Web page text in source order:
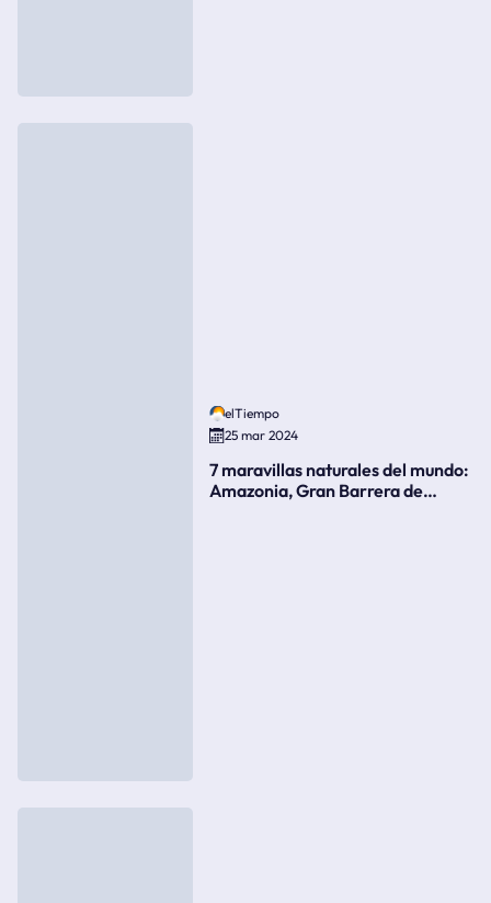
elTiempo
25 mar 2024
7 maravillas naturales del mundo:
Amazonia, Gran Barrera de